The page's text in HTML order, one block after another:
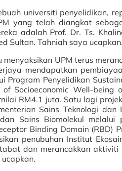
universiti penyelidikan,
yang telah diangkat
adalah Prof. Dr. Ts.
Sultan. Tahniah saya ucapkan.
menyaksikan UPM terus
mendapatkan
Program Penyelidikan
of Socioeconomic Well-
RM4.1 juta. Satu lagi
Sains Teknologi
Sains Biomolekul
Binding Domain (RBD)
penubuhan Institut
dan merancakkan